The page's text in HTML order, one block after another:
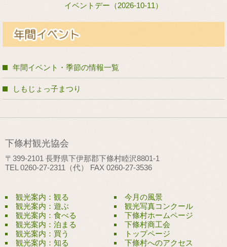
イベントデー（2026-10-11）
年間イベント・季節の情報一覧
しもじょっ子まつり
下條村観光協会
〒399-2101 長野県下伊那郡下條村睦沢8801-1
TEL 0260-27-2311（代） FAX 0260-27-3536
観光案内：観る
観光案内：遊ぶ
観光案内：食べる
観光案内：泊まる
観光案内：買う
観光案内：知る
今月の風景
観光写真コンクール
下條村ホームページ
下條村商工会
トップページ
下條村へのアクセス